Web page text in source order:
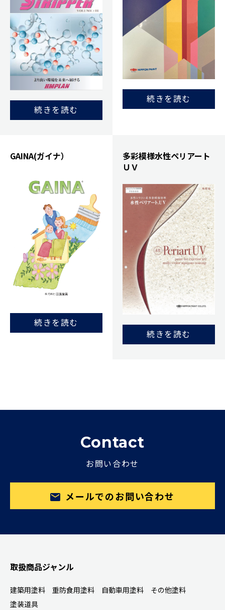
続きを読む
続きを読む
GAINA(ガイナ）
続きを読む
多彩模様水性ペリアート
ＵＶ
続きを読む
Contact
お問い合わせ
メールでのお問い合わせ
取扱商品ジャンル
建築用塗料 重防食用塗料 自動車用塗料
その他塗料
塗装道具